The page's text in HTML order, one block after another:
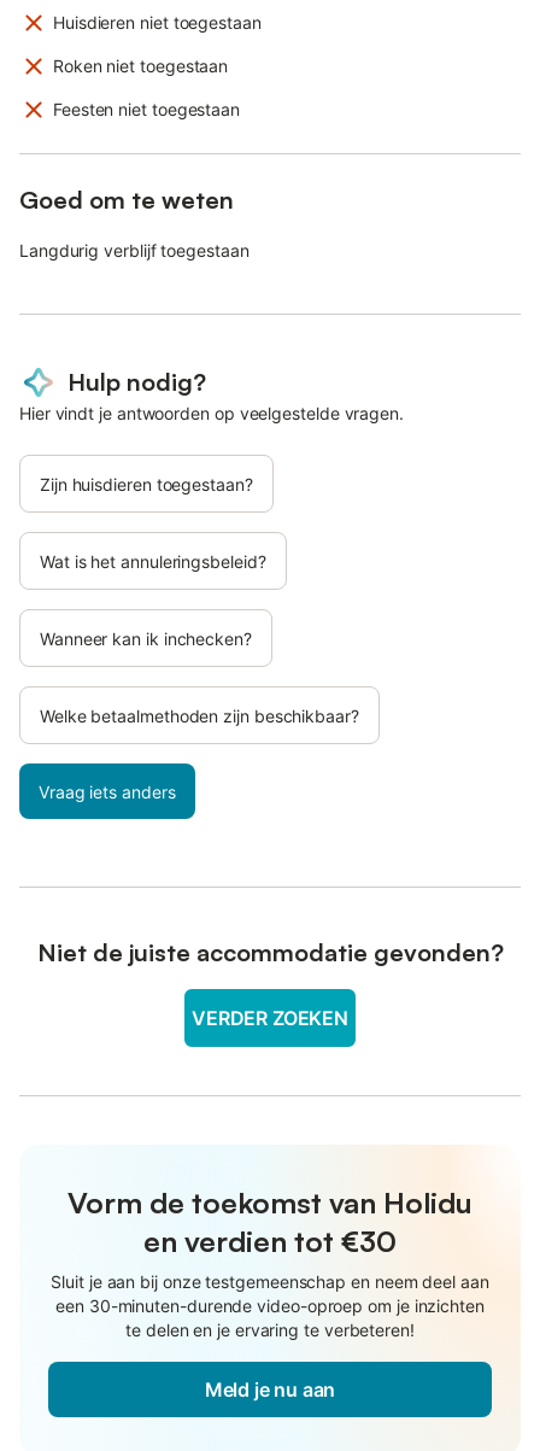
Huisdieren niet toegestaan
Roken niet toegestaan
Feesten niet toegestaan
Goed om te weten
Langdurig verblijf toegestaan
Hulp nodig?
Hier vindt je antwoorden op veelgestelde vragen.
Zijn huisdieren toegestaan?
Wat is het annuleringsbeleid?
Wanneer kan ik inchecken?
Welke betaalmethoden zijn beschikbaar?
Vraag iets anders
Niet de juiste accommodatie gevonden?
VERDER ZOEKEN
Vorm de toekomst van Holidu
en verdien tot €30
Sluit je aan bij onze testgemeenschap en neem deel aan
een 30-minuten-durende video-oproep om je inzichten
te delen en je ervaring te verbeteren!
Meld je nu aan